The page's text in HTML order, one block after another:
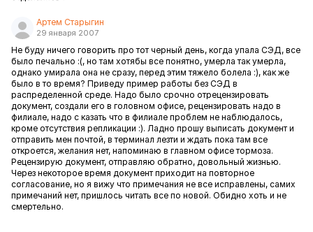
Артем Старыгин
29 января 2007
Не буду ничего говорить про тот черный день, когда упала СЭД, все
было печально :(, но там хотябы все понятно, умерла так умерла,
однако умирала она не сразу, перед этим тяжело болела :), как же
было в то время? Приведу пример работы без СЭД в
распределенной среде. Надо было срочно отрецензировать
документ, создали его в головном офисе, рецензировать надо в
филиале, надо с казать что в филиале проблем не наблюдалось,
кроме отсутствия репликации :). Ладно прошу выписать документ и
отправить мен почтой, в терминал лезти и ждать пока там все
откроется, желания нет, напоминаю в главном офисе тормоза.
Рецензирую документ, отправляю обратно, довольный жизнью.
Через некоторое время документ приходит на повторное
согласование, но я вижу что примечания не все исправлены, самих
примечаний нет, пришлось читать все по новой. Обидно хоть и не
смертельно.